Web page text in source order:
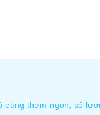
thơm ngon, số